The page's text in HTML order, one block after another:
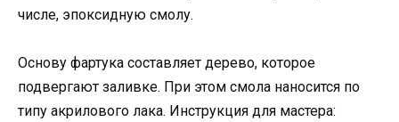
числе, эпоксидную смолу.
Основу фартука составляет дерево, которое
подвергают заливке. При этом смола наносится по
типу акрилового лака. Инструкция для мастера: